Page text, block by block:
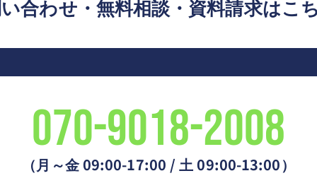
合わせ・無料相談・資料請求はこ
070-9018-2008
（月～金 09:00-17:00 / 土 09:00-13:00）